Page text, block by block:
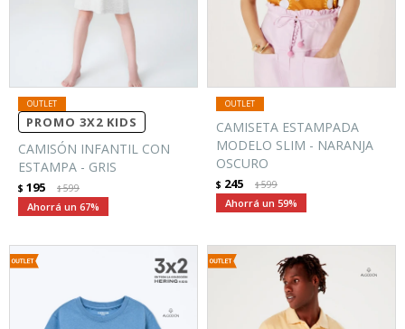
PROMO 3X2 KIDS
CAMISÓN INFANTIL CON
ESTAMPA - GRIS
$ 195 $599
67
CAMISETA ESTAMPADA
MODELO SLIM - NARANJA
OSCURO
$ 245 $599
59